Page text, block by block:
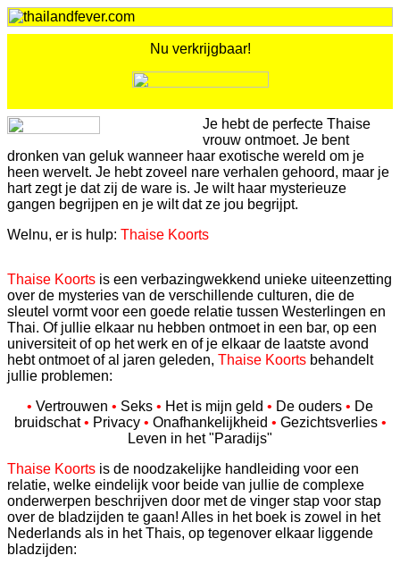
Nu verkrijgbaar!
Je hebt de perfecte Thaise
vrouw ontmoet. Je bent
dronken van geluk wanneer haar exotische wereld om je
heen wervelt. Je hebt zoveel nare verhalen gehoord, maar je
hart zegt je dat zij de ware is. Je wilt haar mysterieuze
gangen begrijpen en je wilt dat ze jou begrijpt.
Welnu, er is hulp: Thaise Koorts
Thaise Koorts is een verbazingwekkend unieke uiteenzetting
over de mysteries van de verschillende culturen, die de
sleutel vormt voor een goede relatie tussen Westerlingen en
Thai. Of jullie elkaar nu hebben ontmoet in een bar, op een
universiteit of op het werk en of je elkaar de laatste avond
hebt ontmoet of al jaren geleden, Thaise Koorts behandelt
jullie problemen:
• Vertrouwen • Seks • Het is mijn geld • De ouders • De
bruidschat• Privacy • Onafhankelijkheid • Gezichtsverlies •
Leven in het "Paradijs"
Thaise Koorts is de noodzakelijke handleiding voor een
relatie, welke eindelijk voor beide van jullie de complexe
onderwerpen beschrijven door met de vinger stap voor stap
over de bladzijden te gaan! Alles in het boek is zowel in het
Nederlands als in het Thais, op tegenover elkaar liggende
bladzijden: